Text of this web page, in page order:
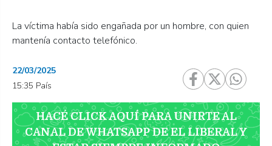
La víctima había sido engañada por un hombre, con quien
mantenía contacto telefónico.
22/03/2025
15:35 País
HACÉ CLICK AQUÍ PARA UNIRTE AL
CANAL DE WHATSAPP DE EL LIBERAL Y